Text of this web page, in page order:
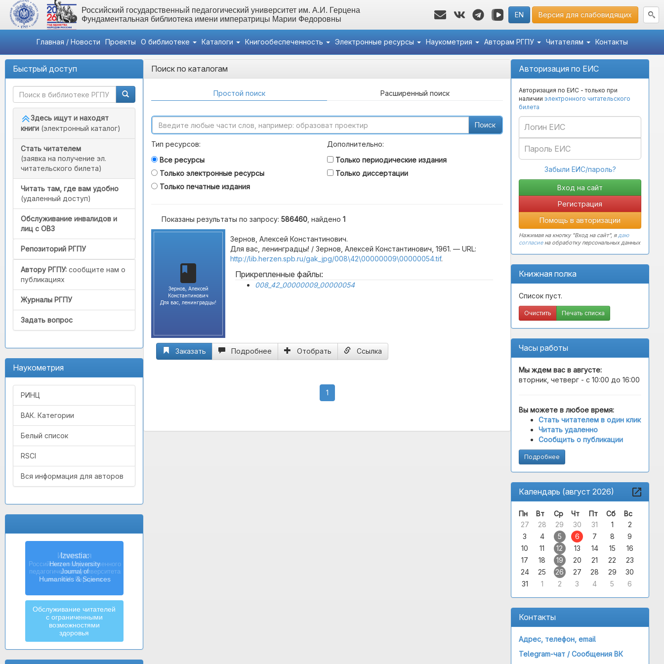
Российский государственный педагогический университет им. А.И. Герцена
Фундаментальная библиотека имени императрицы Марии Федоровны
EN Версия для слабовидящих
Главная / Новости Проекты О библиотеке Каталоги Книгообеспеченность Электронные ресурсы Наукометрия Авторам РГПУ Читателям Контакты
Быстрый доступ
Здесь ищут и находят
книги (электронный каталог)
Стать читателем
(заявка на получение эл.
читательского билета)
Читать там, где вам удобно
(удаленный доступ)
Обслуживание инвалидов и
лиц с ОВЗ
Репозиторий РГПУ
Автору РГПУ: сообщите нам о
публикациях
Журналы РГПУ
Задать вопрос
Наукометрия
РИНЦ
ВАК. Категории
Белый список
RSCI
Вся информация для авторов
Izvestia:
Herzen University
Journal of
Humanities & Sciences
Обслуживание читателей
с ограниченными
возможностями
здоровья
Авторизация по ЕИС
Авторизация по ЕИС - только при
наличии электронного читательского
билета
Забыли ЕИС/пароль?
Регистрация
Помощь в авторизации
Нажимая на кнопку "Вход на сайт", ядаю
согласиена обработку персональных данных
Книжная полка
Список пуст.
Очистить Печать списка
Часы работы
Мы ждем вас в августе:
вторник, четверг - с 10:00 до 16:00
Вы можете в любое время:
Стать читателем в один клик
Читать удаленно
Сообщить о публикации
Подробнее
Календарь (август 2026)
Пн Вт Ср Чт Пт Сб
Вс
27
28 29 30 31 1
2
3
4 5 6 7 8
9
10
11 12 13 14 15
16
17
18 19 20 21 22
23
24
25 26 27 28 29
30
31
1 2 3 4 5 6
Контакты
Адрес, телефон, email
Telegram-чат /Сообщения ВК
Поиск по каталогам
Простой поиск Расширенный поиск
Поиск
Тип ресурсов:
Все ресурсы
Только электронные ресурсы
Только печатные издания
Дополнительно:
Только периодические издания
Только диссертации
Показаны результаты по запросу: 586460 , найдено 1
Зернов, Алексей
Константинович
Для вас, ленинградцы!
Зернов, Алексей Константинович.
Для вас, ленинградцы! / Зернов, Алексей Константинович, 1961. — URL:
http://lib.herzen.spb.ru/gak_jpg/008\42\00000009\00000054.tif.
Прикрепленные файлы:
008_42_00000009_00000054
Заказать Подробнее Отобрать Ссылка
1(current)